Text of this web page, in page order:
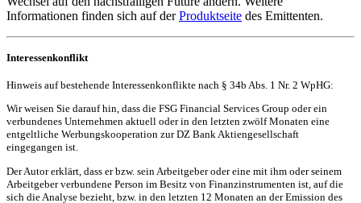
Informationen finden sich auf derProduktseite des Emittenten.
Interessenkonflikt
Hinweis auf bestehende Interessenkonflikte nach § 34b Abs. 1 Nr. 2 WpHG:
Wir weisen Sie darauf hin, dass die FSG Financial Services Group oder ein
verbundenes Unternehmen aktuell oder in den letzten zwölf Monaten eine
entgeltliche Werbungskooperation zur DZ Bank Aktiengesellschaft
eingegangen ist.
Der Autor erklärt, dass er bzw. sein Arbeitgeber oder eine mit ihm oder seinem
Arbeitgeber verbundene Person im Besitz von Finanzinstrumenten ist, auf die
sich die Analyse bezieht, bzw. in den letzten 12 Monaten an der Emission des